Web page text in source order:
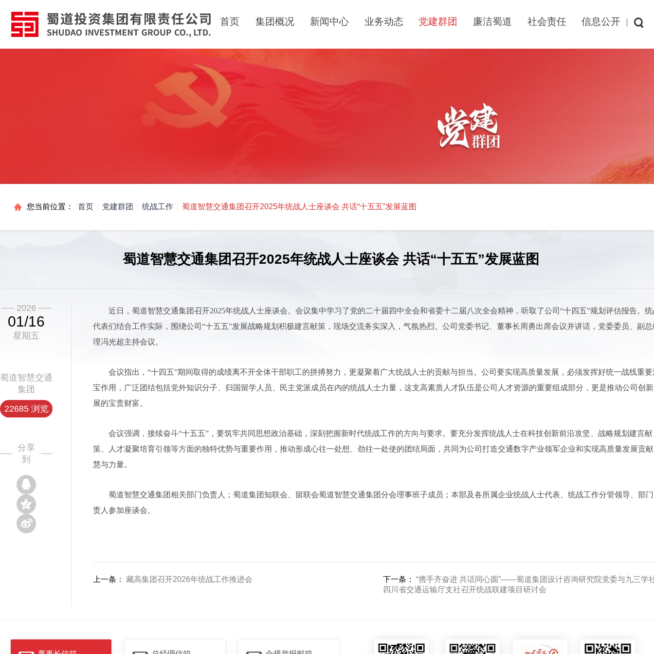
首页 集团概况 新闻中心 业务动态 党建群团 廉洁蜀道 社会责任 信息公开
您当前位置： 首页 党建群团 统战工作 蜀道智慧交通集团召开2025年统战人士座谈会 共话“十五五”发展蓝图
蜀道智慧交通集团召开2025年统战人士座谈会 共话“十五五”发展蓝图
2026
01/16
星期五
蜀道智慧交通
集团
22685 浏览
分享
到
近日，蜀道智慧交通集团召开2025年统战人士座谈会。会议集中学习了党的二十届四中全会和省委十二届八次全会精神，听取了公司“十四五”规划评估报告。统
代表们结合工作实际，围绕公司“十五五”发展战略规划积极建言献策，现场交流务实深入，气氛热烈。公司党委书记、董事长周勇出席会议并讲话，党委委员、副总
理冯光超主持会议。
会议指出，“十四五”期间取得的成绩离不开全体干部职工的拼搏努力，更凝聚着广大统战人士的贡献与担当。公司要实现高质量发展，必须发挥好统一战线重要
宝作用，广泛团结包括党外知识分子、归国留学人员、民主党派成员在内的统战人士力量，这支高素质人才队伍是公司人才资源的重要组成部分，更是推动公司创
展的宝贵财富。
会议强调，接续奋斗“十五五”，要筑牢共同思想政治基础，深刻把握新时代统战工作的方向与要求。要充分发挥统战人士在科技创新前沿攻坚、战略规划建言献
策、人才凝聚培育引领等方面的独特优势与重要作用，推动形成心往一处想、劲往一处使的团结局面，共同为公司打造交通数字产业领军企业和实现高质量发展贡
慧与力量。
蜀道智慧交通集团相关部门负责人；蜀道集团知联会、留联会蜀道智慧交通集团分会理事班子成员；本部及各所属企业统战人士代表、统战工作分管领导、部
责人参加座谈会。
上一条： 藏高集团召开2026年统战工作推进会 下一条：
“携手齐奋进 共话同心圆”——蜀道集团设计咨询研究院党委与九三学
四川省交通运输厅支社召开统战联建项目研讨会